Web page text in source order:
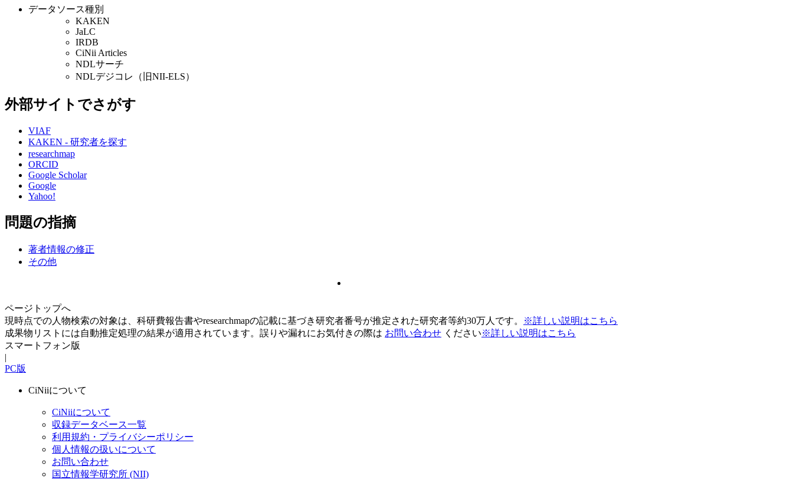
データソース種別
KAKEN
JaLC
IRDB
CiNii Articles
NDLサーチ
NDLデジコレ（旧NII-ELS）
外部サイトでさがす
VIAF
KAKEN - 研究者を探す
researchmap
ORCID
Google Scholar
Google
Yahoo!
問題の指摘
著者情報の修正
その他
ページトップへ
現時点での人物検索の対象は、科研費報告書やresearchmapの記載に基づき研究者番号が推定された研究者等約30万人です。
※詳しい説明はこちら
成果物リストには自動推定処理の結果が適用されています。誤りや漏れにお気付きの際は お問い合わせ ください※詳しい説明はこちら
スマートフォン版
|
PC版
CiNiiについて
CiNiiについて
収録データベース一覧
利用規約・プライバシーポリシー
個人情報の扱いについて
お問い合わせ
国立情報学研究所 (NII)